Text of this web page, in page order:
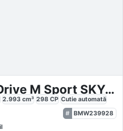
BMW X6 30 d xDrive M Sport SKY-Lounge
2.993 cm³ 298 CP Cutie automată
BMW239928